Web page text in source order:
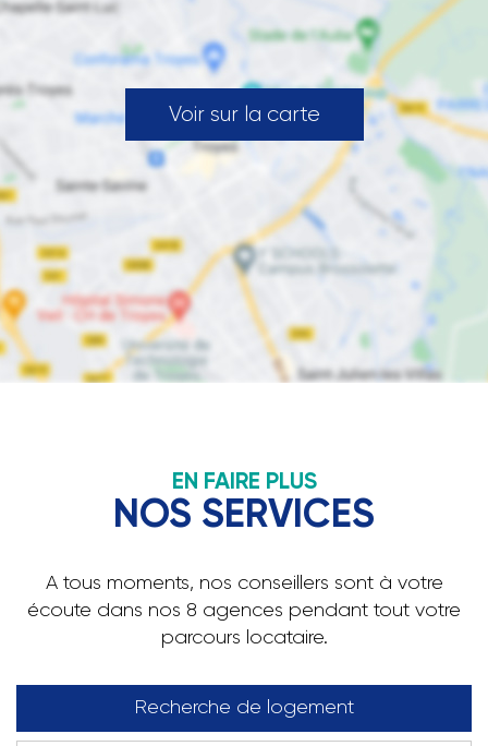
Voir sur la carte
EN FAIRE PLUS
NOS SERVICES
A tous moments, nos conseillers sont à votre
écoute dans nos 8 agences pendant tout votre
parcours locataire.
Recherche de logement